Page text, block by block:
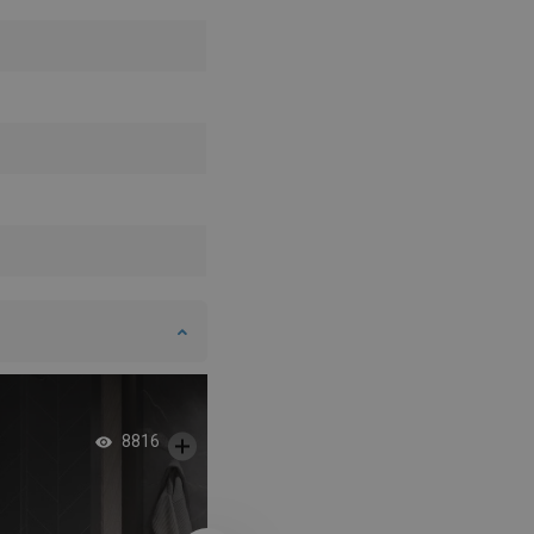
8816